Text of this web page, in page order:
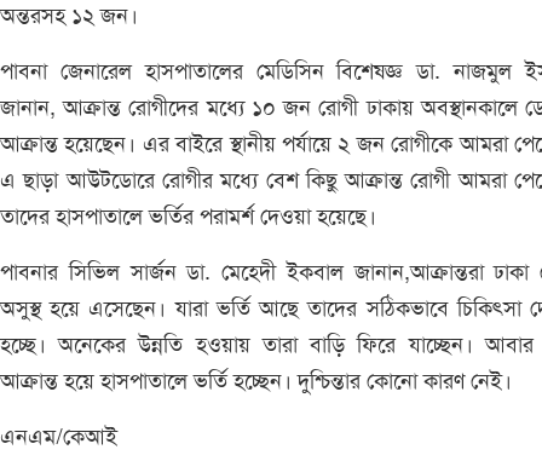
অন্তরসহ ১২ জন।
পাবনা জেনারেল হাসপাতালের মেডিসিন বিশেষজ্ঞ ডা. নাজমুল
জানান, আক্রান্ত রোগীদের মধ্যে ১০ জন রোগী ঢাকায় অবস্থানকালে
আক্রান্ত হয়েছেন। এর বাইরে স্থানীয় পর্যায়ে ২ জন রোগীকে আমরা
এ ছাড়া আউটডোরে রোগীর মধ্যে বেশ কিছু আক্রান্ত রোগী আমরা
তাদের হাসপাতালে ভর্তির পরামর্শ দেওয়া হয়েছে।
পাবনার সিভিল সার্জন ডা. মেহেদী ইকবাল জানান,আক্রান্তরা ঢাকা
অসুস্থ হয়ে এসেছেন। যারা ভর্তি আছে তাদের সঠিকভাবে চিকিৎসা
হচ্ছে। অনেকের উন্নতি হওয়ায় তারা বাড়ি ফিরে যাচ্ছেন।
আক্রান্ত হয়ে হাসপাতালে ভর্তি হচ্ছেন। দুশ্চিন্তার কোনো কারণ নেই।
এনএম/কেআই